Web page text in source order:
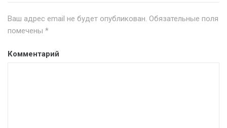
Ваш адрес email не будет опубликован. Обязательные поля
помечены *
Комментарий